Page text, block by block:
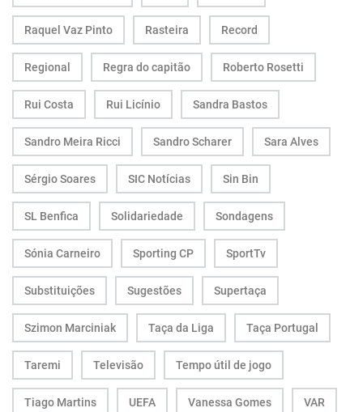
Raquel Vaz Pinto Rasteira Record
Regional Regra do capitão Roberto Rosetti
Rui Costa Rui Licínio Sandra Bastos
Sandro Meira Ricci Sandro Scharer Sara Alves
Sérgio Soares SIC Notícias Sin Bin
SL Benfica Solidariedade Sondagens
Sónia Carneiro Sporting CP SportTv
Substituições Sugestões Supertaça
Szimon Marciniak Taça da Liga Taça Portugal
Taremi Televisão Tempo útil de jogo
Tiago Martins UEFA Vanessa Gomes VAR